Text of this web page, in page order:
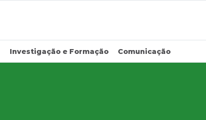
Investigação e Formação Comunicação